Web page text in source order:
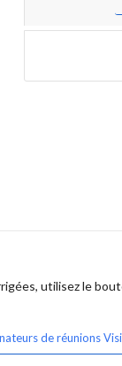
utilisez le
de réunions